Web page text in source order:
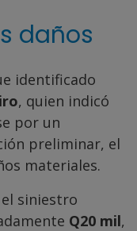
daños
identificado
, quien indicó
por un
preliminar, el
materiales.
siniestro
Q20 mil,